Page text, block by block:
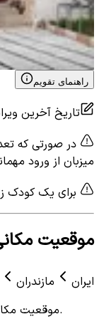
2 اتاق خواب 6 نفر
۴٬۱۱۸٬۰۰۰تومان
View details for
طاهرآباد - ساری
راهنمای تقویم
تاریخ آخرین
در صورتی که
میزبان از ورود
برای یک کودک زیر ۵ سال هزینه دریافت
موقعیت
ایران مازندران
موقعیت مکانی دقیق پس از رزرو نمایش داده می‌شود.